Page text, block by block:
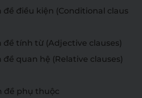
đề điều kiện (Conditional claus
đề tính từ (Adjective clauses)
quan hệ (Relative clauses)
đề phụ thuộc